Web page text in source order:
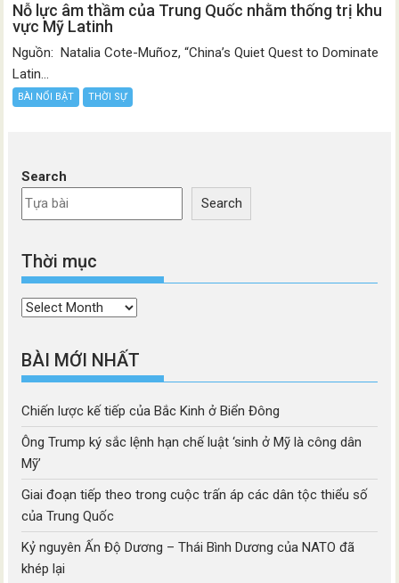
Nỗ lực âm thầm của Trung Quốc nhằm thống trị khu
vực Mỹ Latinh
Nguồn: Natalia Cote-Muñoz, “China’s Quiet Quest to Dominate
Latin...
BÀI NỔI BẬT THỜI SỰ
Search
Search
Thời mục
Thời
BÀI MỚI NHẤT
Chiến lược kế tiếp của Bắc Kinh ở Biển Đông
Ông Trump ký sắc lệnh hạn chế luật ‘sinh ở Mỹ là công dân
Mỹ’
Giai đoạn tiếp theo trong cuộc trấn áp các dân tộc thiểu số
của Trung Quốc
Kỷ nguyên Ấn Độ Dương – Thái Bình Dương của NATO đã
khép lại